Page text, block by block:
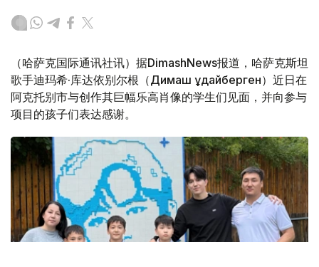
（哈萨克国际通讯社讯）据DimashNews报道，哈萨克斯坦
歌手迪玛希·库达依别尔根（Димаш Құдайберген）近日在
阿克托别市与创作其巨幅乐高肖像的学生们见面，并向参与
项目的孩子们表达感谢。